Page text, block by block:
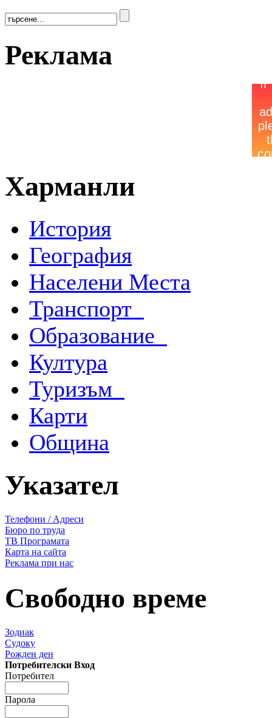
Реклама
Харманли
История
География
Населени Места
Транспорт
Образование
Култура
Туризъм
Карти
Община
Указател
Телефони / Адреси
Бюро по труда
ТВ Програмата
Карта на сайта
Реклама при нас
Свободно време
Зодиак
Судоку
Рожден ден
Потребителски Вход
Потребител
Парола